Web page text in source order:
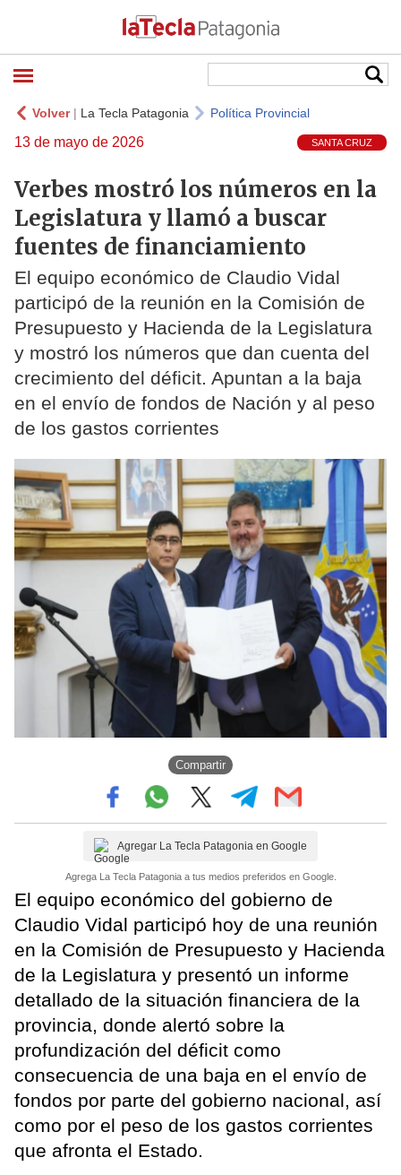
Volver| La Tecla Patagonia Política Provincial
13 de mayo de 2026 SANTA CRUZ
Verbes mostró los números en la
Legislatura y llamó a buscar
fuentes de financiamiento
El equipo económico de Claudio Vidal
participó de la reunión en la Comisión de
Presupuesto y Hacienda de la Legislatura
y mostró los números que dan cuenta del
crecimiento del déficit. Apuntan a la baja
en el envío de fondos de Nación y al peso
de los gastos corrientes
Compartir
Agregar La Tecla Patagonia en Google
Agrega La Tecla Patagonia a tus medios preferidos en Google.
El equipo económico del gobierno de
Claudio Vidal participó hoy de una reunión
en la Comisión de Presupuesto y Hacienda
de la Legislatura y presentó un informe
detallado de la situación financiera de la
provincia, donde alertó sobre la
profundización del déficit como
consecuencia de una baja en el envío de
fondos por parte del gobierno nacional, así
como por el peso de los gastos corrientes
que afronta el Estado.